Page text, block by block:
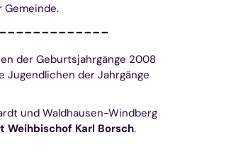
der Geburtsjahrgänge 2008
Jugendlichen der Jahrgänge
und Waldhausen-Windberg
Weihbischof Karl Borsch.